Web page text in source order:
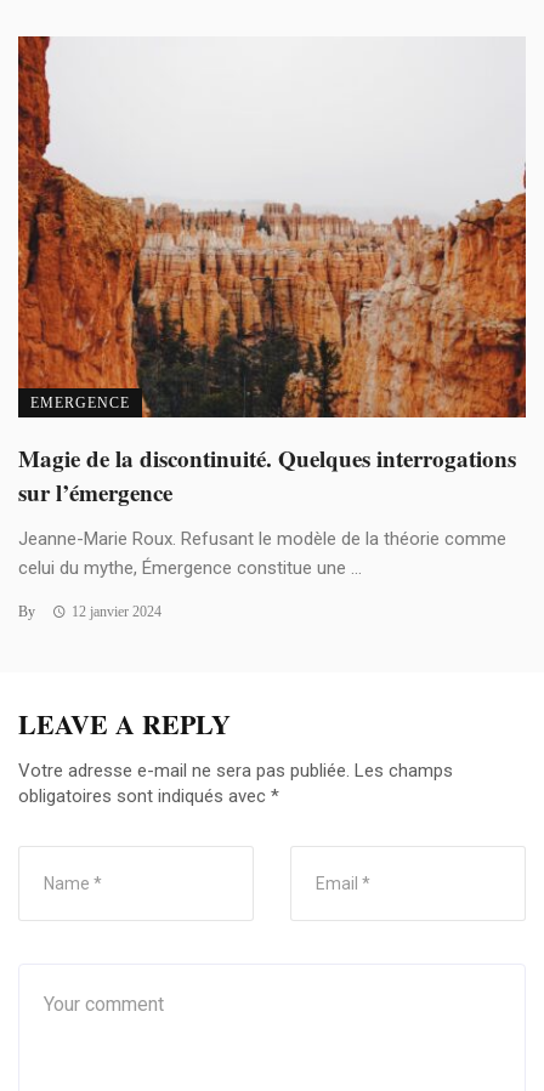
EMERGENCE
Magie de la discontinuité. Quelques interrogations
sur l’émergence
Jeanne-Marie Roux. Refusant le modèle de la théorie comme
celui du mythe, Émergence constitue une ...
By 12 janvier 2024
LEAVE A REPLY
Votre adresse e-mail ne sera pas publiée. Les champs
obligatoires sont indiqués avec *